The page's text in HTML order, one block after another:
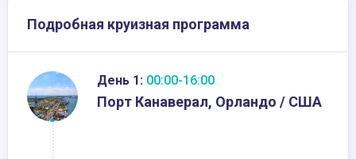
Подробная круизная программа
День 1: 00:00-16:00
Порт Канаверал, Орландо / США